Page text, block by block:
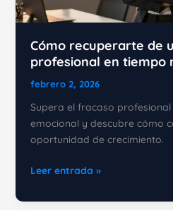
Cómo recuperarte de
profesional en tiempo
febrero 2, 2026
Supera el fracaso profesional
emocional y descubre cómo
oportunidad de crecimiento.
Cómo
de
Leer entrada »